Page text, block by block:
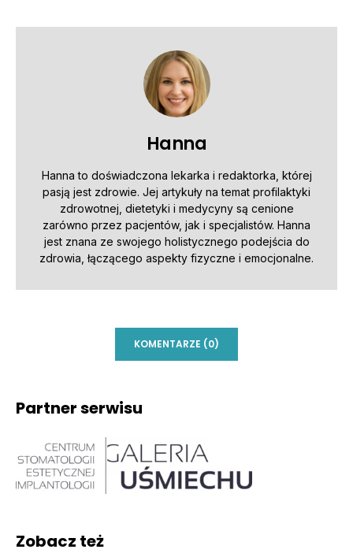
Hanna
Hanna to doświadczona lekarka i redaktorka, której
pasją jest zdrowie. Jej artykuły na temat profilaktyki
zdrowotnej, dietetyki i medycyny są cenione
zarówno przez pacjentów, jak i specjalistów. Hanna
jest znana ze swojego holistycznego podejścia do
zdrowia, łączącego aspekty fizyczne i emocjonalne.
KOMENTARZE (0)
Partner serwisu
Zobacz też